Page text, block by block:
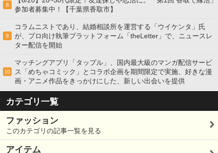
8
参加者募集中！【千葉県香取市】
9
コラムニストであり、結婚相談所を運営する「ウイケンタ」氏
が、プロ向け執筆プラットフォーム「theLetter」で、ニュースレ
ター配信を開始
10
マッチングアプリ「タップル」、国内最大級のマンガ配信サービ
ス「めちゃコミック」とコラボ企画を期間限定で実施、好きな漫
画・アニメ作品をきっかけにした、新しい出会いを提供
カテゴリ一覧
ファッション
このカテゴリの記事一覧を見る
アイテム